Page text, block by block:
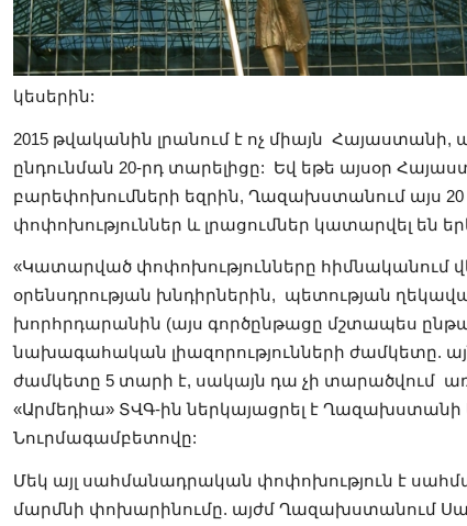
կեսերին:
2015 թվականին լրանում է ոչ միայն
ընդունման 20-րդ տարելիցը: Եվ եթե այսօր
բարեփոխումների եզրին, Ղազախստանում այս
փոփոխություններ և լրացումներ կատարվել են
«Կատարված փոփոխությունները հիմնականում
օրենսդրության խնդիրներին, ​​ պետության
խորհրդարանին (այս գործընթացը մշտապես
նախագահական լիազորությունների ժամկետը.
ժամկետը 5 տարի է, սակայն դա չի տարածվում
«Արմեդիա» ՏՎԳ-ին ներկայացրել է
Նուրմագամբետովը:
Մեկ այլ սահմանադրական փոփոխություն է
մարմնի փոխարինումը. այժմ Ղազախստանում